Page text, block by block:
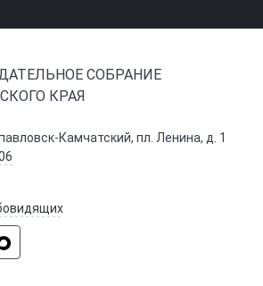
СОБРАНИЕ
КРАЯ
Камчатский, пл. Ленина, д. 1